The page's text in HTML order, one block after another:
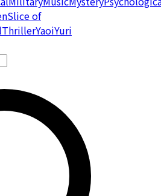
Slice of
ThrillerYaoiYuri